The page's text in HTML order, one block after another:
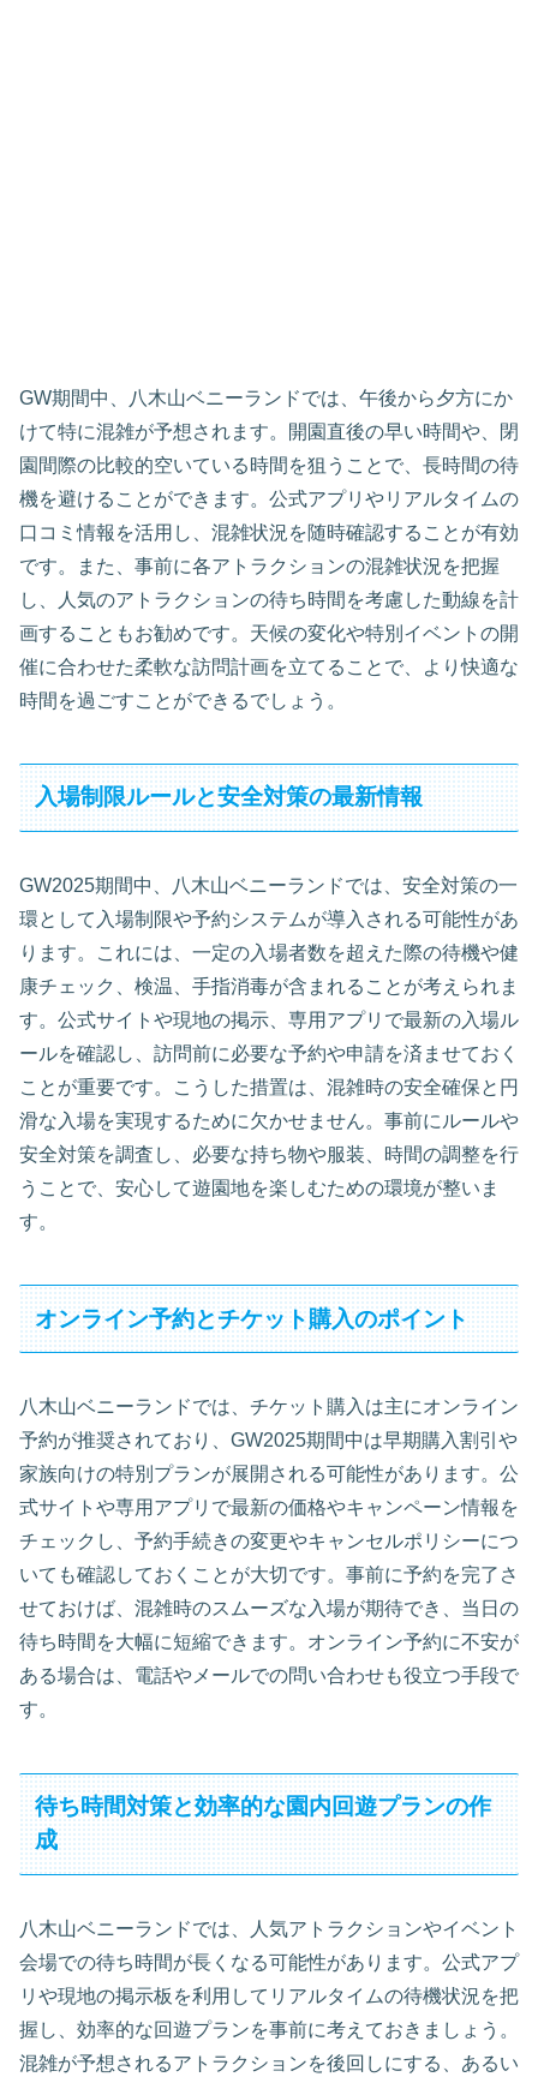
GW期間中、八木山ベニーランドでは、午後から夕方にか
けて特に混雑が予想されます。開園直後の早い時間や、閉
園間際の比較的空いている時間を狙うことで、長時間の待
機を避けることができます。公式アプリやリアルタイムの
口コミ情報を活用し、混雑状況を随時確認することが有効
です。また、事前に各アトラクションの混雑状況を把握
し、人気のアトラクションの待ち時間を考慮した動線を計
画することもお勧めです。天候の変化や特別イベントの開
催に合わせた柔軟な訪問計画を立てることで、より快適な
時間を過ごすことができるでしょう。
入場制限ルールと安全対策の最新情報
GW2025期間中、八木山ベニーランドでは、安全対策の一
環として入場制限や予約システムが導入される可能性があ
ります。これには、一定の入場者数を超えた際の待機や健
康チェック、検温、手指消毒が含まれることが考えられま
す。公式サイトや現地の掲示、専用アプリで最新の入場ル
ールを確認し、訪問前に必要な予約や申請を済ませておく
ことが重要です。こうした措置は、混雑時の安全確保と円
滑な入場を実現するために欠かせません。事前にルールや
安全対策を調査し、必要な持ち物や服装、時間の調整を行
うことで、安心して遊園地を楽しむための環境が整いま
す。
オンライン予約とチケット購入のポイント
八木山ベニーランドでは、チケット購入は主にオンライン
予約が推奨されており、GW2025期間中は早期購入割引や
家族向けの特別プランが展開される可能性があります。公
式サイトや専用アプリで最新の価格やキャンペーン情報を
チェックし、予約手続きの変更やキャンセルポリシーにつ
いても確認しておくことが大切です。事前に予約を完了さ
せておけば、混雑時のスムーズな入場が期待でき、当日の
待ち時間を大幅に短縮できます。オンライン予約に不安が
ある場合は、電話やメールでの問い合わせも役立つ手段で
す。
待ち時間対策と効率的な園内回遊プランの作
成
八木山ベニーランドでは、人気アトラクションやイベント
会場での待ち時間が長くなる可能性があります。公式アプ
リや現地の掲示板を利用してリアルタイムの待機状況を把
握し、効率的な回遊プランを事前に考えておきましょう。
混雑が予想されるアトラクションを後回しにする、あるい